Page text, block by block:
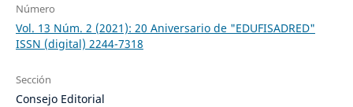
Número
Vol. 13 Núm. 2 (2021): 20 Aniversario de "EDUFISADRED"
ISSN (digital) 2244-7318
Sección
Consejo Editorial